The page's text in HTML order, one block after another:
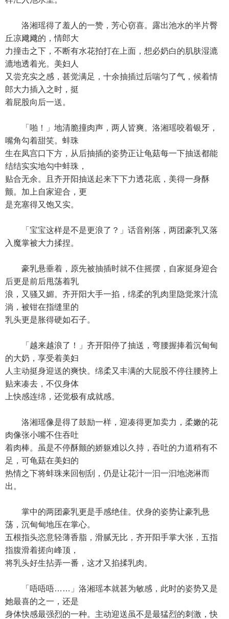
洛湘瑶得了羞人的一赞，芳心窃喜。露出池水的半片臀
丘凉飕飕的，情郎大
力撞击之下，不断有水花拍打在上面，想必奶白的肌肤湿漉
漉地透着光。美妇人
又尝充实之感，甚觉满足，十余抽插过后喘匀了气，候着情
郎大力插入之时，挺
着屁股向后一送。
「啪！」地清脆撞肉声，两人皆爽。洛湘瑶咬着银牙，
嘴角勾着甜笑。蚌珠
生在凤宫口下方，从后抽插的姿势正让龟菇每一下抽送都能
结结实实地勾中蚌珠，
贴合无余。且齐开阳抽送起来下下力透花底，美得一身酥
颤。加上自家迎合，更
是充塞得又饱又实。
「宝宝这样是不是更浪了？」话音刚落，两团豪乳又落
入魔掌被大力揉捏。
豪乳悬垂着，原先被抽插时就不住摇摆，自家挺身迎合
后更是前后甩荡着乳
浪，又骚又媚。齐开阳大手一掐，绵柔的乳肉里隐觉浆汁流
淌，被钳在指缝里的
乳头更是胀得硬如石子。
「越来越浪了！」齐开阳停了抽送，弯腰握捧着沉甸甸
的大奶，享受着美妇
人主动挺身迎送的爽快。绵柔又丰满的大屁股不停往腰胯上
贴来凑去，不仅身体
上快感连绵，还觉极有成就感。
洛湘瑶像是得了鼓励一样，迎凑得更加卖力，柔嫩的花
肉像张小嘴不住吞吐
着肉棒。虽是不停酥颤的娇躯难以久持，吞吐的力道稍有不
足，可龟菇在美妇的
热情之下将蚌珠来回刨刮，仍是让花汁一汩一汩地浇淋而
出。
掌中的两团豪乳更是手感绝佳。伏身的姿势让豪乳悬
荡，沉甸甸地压在掌心。
五根指头恣意轻薄香脂，滑腻无比，齐开阳手掌大张，五指
指腹滑着搓向峰顶，
将乳头好生拈弄一番，这才又掐揉乳肉。
「唔唔唔……」洛湘瑶本就甚为敏感，此时的姿势又是
她最喜的之一，还是
身体快感最强烈的一种。主动迎送虽不是最猛烈的刺激，快